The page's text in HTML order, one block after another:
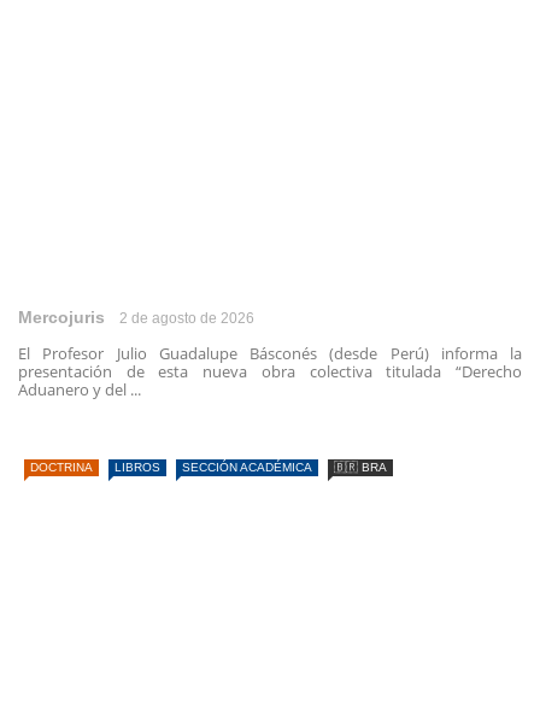
Mercojuris 2 de agosto de 2026
El Profesor Julio Guadalupe Básconés (desde Perú) informa la
presentación de esta nueva obra colectiva titulada “Derecho
Aduanero y del ...
DOCTRINA LIBROS SECCIÓN ACADÉMICA 🇧🇷 BRA